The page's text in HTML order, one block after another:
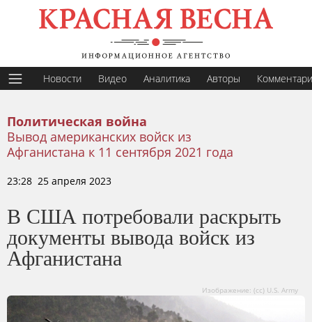
Новости Видео Аналитика Авторы
Политическая война
Вывод американских войск из
Афганистана к 11 сентября 2021 года
23:28 25 апреля 2023
В США потребовали раскрыть
документы вывода войск из
Афганистана
Изображение: (сс) U.S. Army